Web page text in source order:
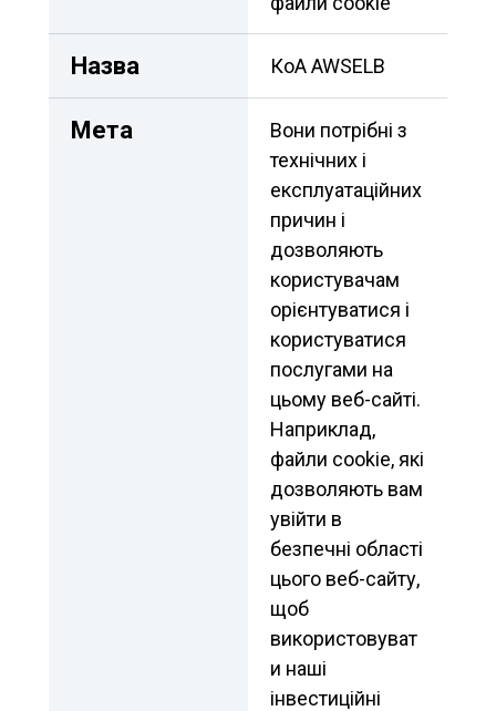
Назва КоА AWSELB
Мета
Вони потрібні з
технічних і
експлуатаційних
причин і
дозволяють
користувачам
орієнтуватися і
користуватися
послугами на
цьому веб-сайті.
Наприклад,
файли cookie, які
дозволяють вам
увійти в
безпечні області
цього веб-сайту,
щоб
використовуват
и наші
інвестиційні